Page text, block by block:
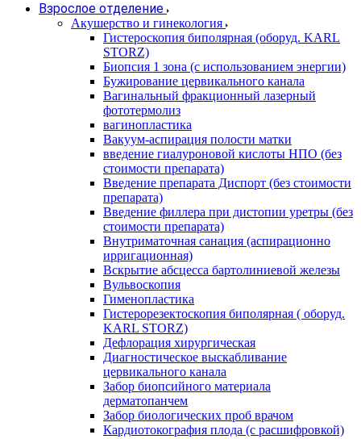
Взрослое отделение
Акушерство и гинекология
Гистероскопия биполярная (оборуд. KARL
STORZ)
Биопсия 1 зона (с использованием энергии)
Бужирование цервикального канала
Вагинальный фракционный лазерный
фототермолиз
вагинопластика
Вакуум-аспирация полости матки
введение гиалуроновой кислоты НПО (без
стоимости препарата)
Введение препарата Диспорт (без стоимости
препарата)
Введение филлера при дистопии уретры (без
стоимости препарата)
Внутриматочная санация (аспирационно
ирригационная)
Вскрытие абсцесса бартолиниевой железы
Вульвоскопия
Гименопластика
Гистерорезектоскопия биполярная ( оборуд.
KARL STORZ)
Дефлорация хирургическая
Диагностическое выскабливание
цервикального канала
Забор биопсийного материала
дерматопанчем
Забор биологических проб врачом
Кардиотокография плода (с расшифровкой)